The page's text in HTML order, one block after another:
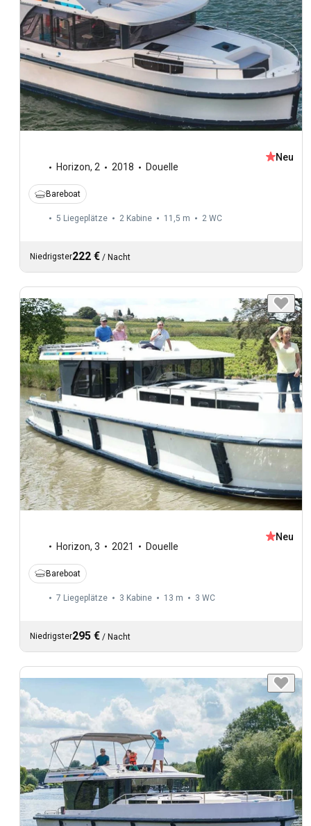
Horizon, 2 2018 Douelle
Neu
Bareboat
5 Liegeplätze 2 Kabine 11,5 m 2 WC
Niedrigster222 € / Nacht
Horizon, 3 2021 Douelle
Neu
Bareboat
7 Liegeplätze 3 Kabine 13 m 3 WC
Niedrigster295 € / Nacht